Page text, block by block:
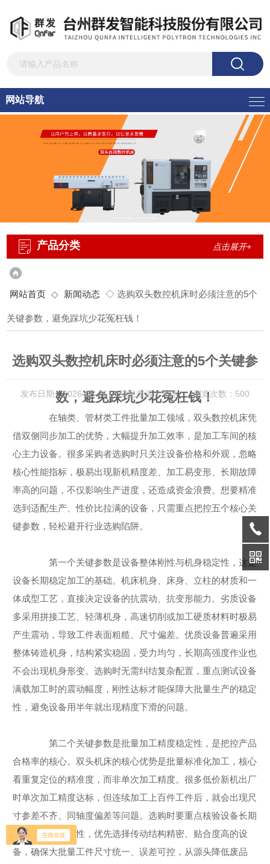
网站导航
产品分类 点击展开+
网站首页 ◇ 新闻动态 ◇ 选购双头数控机床时必须注意的5个
关键参数，避免踩坑少花冤枉钱！
选购双头数控机床时必须注意的5个关键参
数，避免踩坑少花冤枉钱！
发布日期：2026-05-26 信息来源：本站 浏览次数：500
在轴类、管材类工件批量加工领域，双头数控机床凭
借双侧同步加工的优势，大幅提升加工效率，是加工车间的核
心主力设备。很多采购者选购时只关注设备价格和外观，忽略
核心性能指标，极易出现新机精度差、加工易变形、长期故障
率高的问题，不仅影响生产进度，还造成资金浪费。想要精准
选到适配生产、性价比拉满的设备，只需重点把控五个核心关
键参数，轻松避开行业选购陷阱。
第一个关键参数是设备整体刚性与机身稳定性，这是
设备长期稳定加工的基础。机床机身、床身、立柱的材质和一
体成型工艺，直接决定设备的抗震动、抗变形能力。劣质设备
多采用拼接工艺、轻薄机身，高速切削或加工硬质材料时极易
产生震动，导致工件表面粗糙、尺寸偏差。优质设备普遍采用
整体铸造机身，结构紧实稳固，受力均匀，长期高强度作业也
不会出现机身形变。选购时无需纠结复杂配置，重点测试设备
满载加工时的震动幅度，刚性达标才能保障大批量生产的稳定
性，避免设备用半年就出现精度下滑的问题。
第二个关键参数是批量加工精度稳定性，是把控产品
合格率的核心。双头机床的核心优势是批量标准化加工，核心
看重复定位的精准度，而非单次加工精度。很多低价新机出厂
时单次加工精度达标，但连续加工上百件工件后，就会出现尺
寸参差不齐、同轴度偏差等问题。选购时要重点核验设备长期
加工的精度保持性，优先选择传动结构精密、贴合度高的设
备，确保大批量工件尺寸统一、误差可控，从源头降低废品